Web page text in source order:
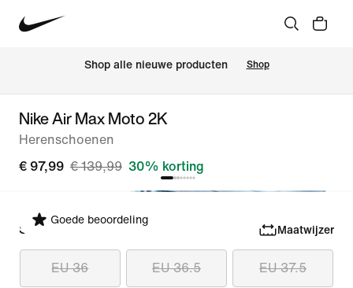
Shop alle nieuwe producten Shop
Nike Air Max Moto 2K
Herenschoenen
€ 97,99 € 139,99 30% korting
Goede beoordeling
Selecteer maat Maatwijzer
EU 36 EU 36.5 EU 37.5